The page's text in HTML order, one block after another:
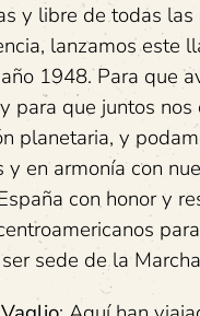
y libre de todas
lanzamos este
1948. Para que
para que juntos
planetaria, y
y en armonía con
con honor y
sede de la